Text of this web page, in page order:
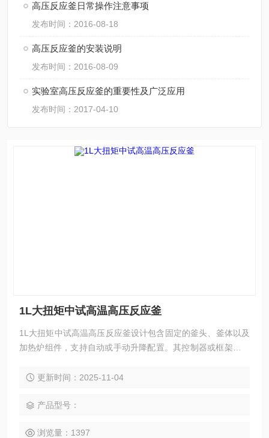
高压反应釜日常操作注意事项
发布时间：2016-08-18
高压反应釜的安装说明
发布时间：2016-08-09
实验室高压反应釜的重要性及广泛应用
发布时间：2017-04-10
1L大扭矩中试高温高压反应釜
1L大扭矩中试高温高压反应釜设计包含固定的釜头、釜体以及
加热炉组件，支持自动或手动升降配置。其控制器或框架等关
够应对更高的温度和压力条件，并能装配更大扭矩的搅拌装
更新时间：2025-11-04
产品型号：
浏览量：1397